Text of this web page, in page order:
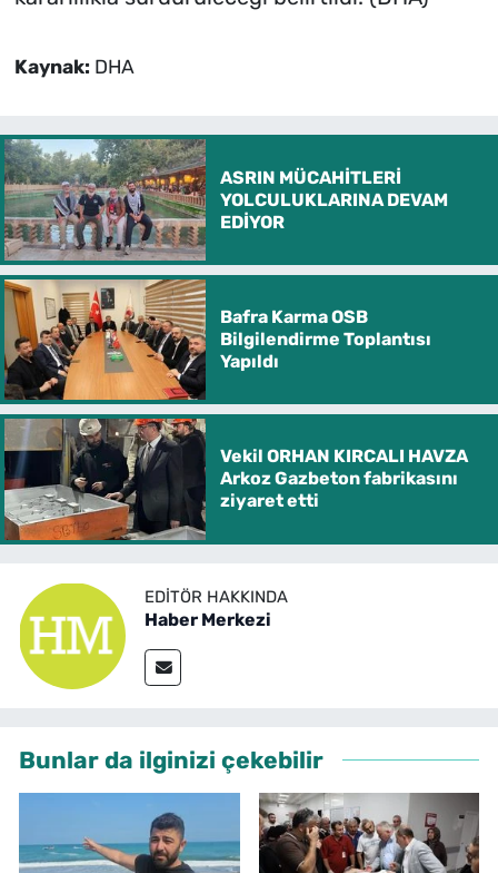
Kaynak: DHA
ASRIN MÜCAHİTLERİ
YOLCULUKLARINA DEVAM
EDİYOR
Bafra Karma OSB
Bilgilendirme Toplantısı
Yapıldı
Vekil ORHAN KIRCALI HAVZA
Arkoz Gazbeton fabrikasını
ziyaret etti
EDITÖR HAKKINDA
Haber Merkezi
Bunlar da ilginizi çekebilir